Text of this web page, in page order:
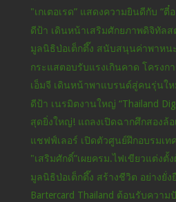
"เกเตอเรด” แสดงความยินดีกับ “ตี๋
ดีป้า เดินหน้าเสริมศักยภาพดิจิทัลส
มูลนิธิป่อเต็กตึ๊ง สนับสนุนค่าพาหน
กระแสตอบรับแรงเกินคาด โครงกา
เอ็มจี เดินหน้าพาแบรนด์สู่คนรุ่นใ
ดีป้า เนรมิตงานใหญ่ “Thailand
สุดยิ่งใหญ่! แถลงเปิดฉากศึกสองล้
แชฟฟ์เลอร์ เปิดตัวศูนย์ฝึกอบรมเท
"เสริมศักดิ์”เผยครม.ไฟเขียวแต่งตั้
มูลนิธิป่อเต็กตึ๊ง สร้างชีวิต อย่างยั่ง
Bartercard Thailand ต้อนรับความ